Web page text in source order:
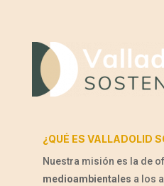
¿QUÉ ES VALLADOLID
Nuestra misión es la de
medioambientales a los